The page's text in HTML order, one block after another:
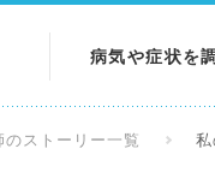
病気や症状を
のストーリー一覧